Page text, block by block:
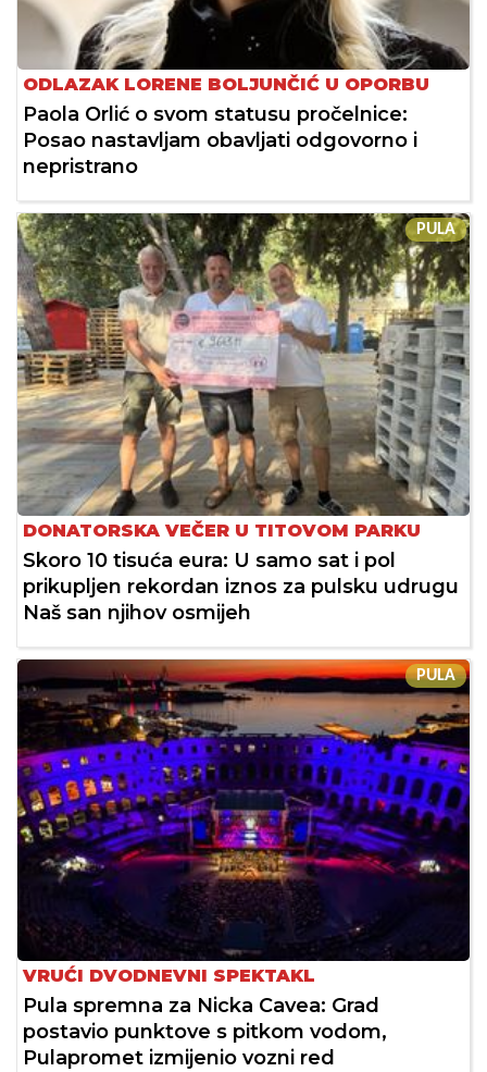
ODLAZAK LORENE BOLJUNČIĆ U OPORBU
Paola Orlić o svom statusu pročelnice:
Posao nastavljam obavljati odgovorno i
nepristrano
PULA
DONATORSKA VEČER U TITOVOM PARKU
Skoro 10 tisuća eura: U samo sat i pol
prikupljen rekordan iznos za pulsku udrugu
Naš san njihov osmijeh
PULA
VRUĆI DVODNEVNI SPEKTAKL
Pula spremna za Nicka Cavea: Grad
postavio punktove s pitkom vodom,
Pulapromet izmijenio vozni red